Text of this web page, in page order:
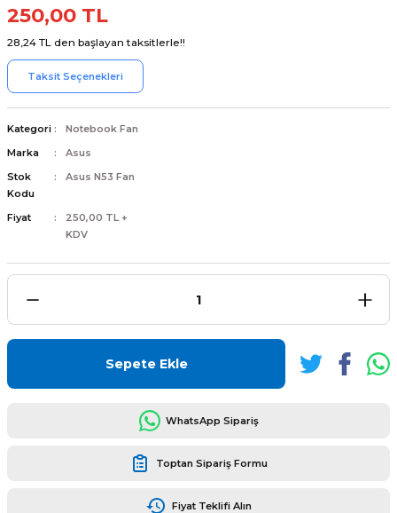
250,00 TL
28,24 TL den başlayan taksitlerle!!
Taksit Seçenekleri
Kategori
Notebook Fan
Marka
Asus
Stok
Kodu
Asus N53 Fan
Fiyat
250,00 TL +
KDV
Sepete Ekle
WhatsApp Sipariş
Toptan Sipariş Formu
Fiyat Teklifi Alın